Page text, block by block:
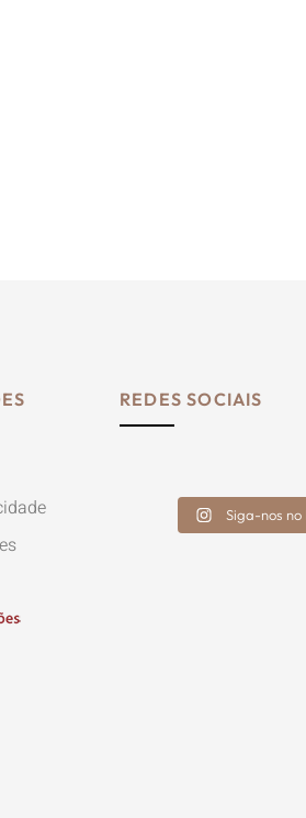
REDES SOCIAIS
Siga-nos